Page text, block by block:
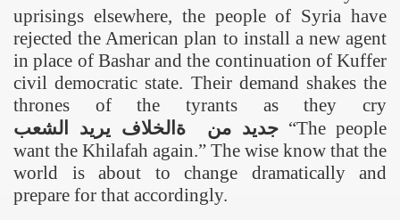
uprisings elsewhere, the people of Syria have
rejected the American plan to install a new agent
in place of Bashar and the continuation of Kuffer
civil democratic state. Their demand shakes the
thrones of the tyrants as they cry
الشعب
یرید الخلاف ة من جدید “The people
want the Khilafah again.” The wise know that the
world is about to change dramatically and
prepare for that accordingly.